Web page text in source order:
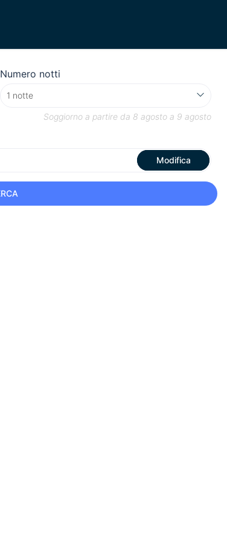
Numero notti
Soggiorno a partire da 8 agosto a 9 agosto
Modifica